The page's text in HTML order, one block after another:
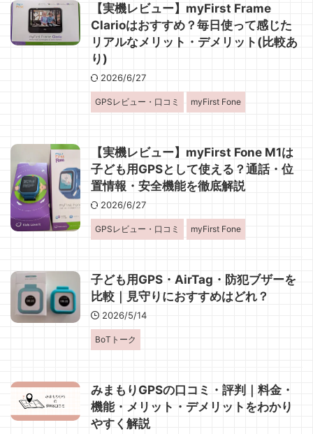
【実機レビュー】myFirst Frame
Clarioはおすすめ？毎日使って感じた
リアルなメリット・デメリット(比較あ
り)
2026/6/27
GPSレビュー・口コミ myFirst Fone
【実機レビュー】myFirst Fone M1は
子ども用GPSとして使える？通話・位
置情報・安全機能を徹底解説
2026/6/27
GPSレビュー・口コミ myFirst Fone
子ども用GPS・AirTag・防犯ブザーを
比較｜見守りにおすすめはどれ？
2026/5/14
BoTトーク
みまもりGPSの口コミ・評判｜料金・
機能・メリット・デメリットをわかり
やすく解説